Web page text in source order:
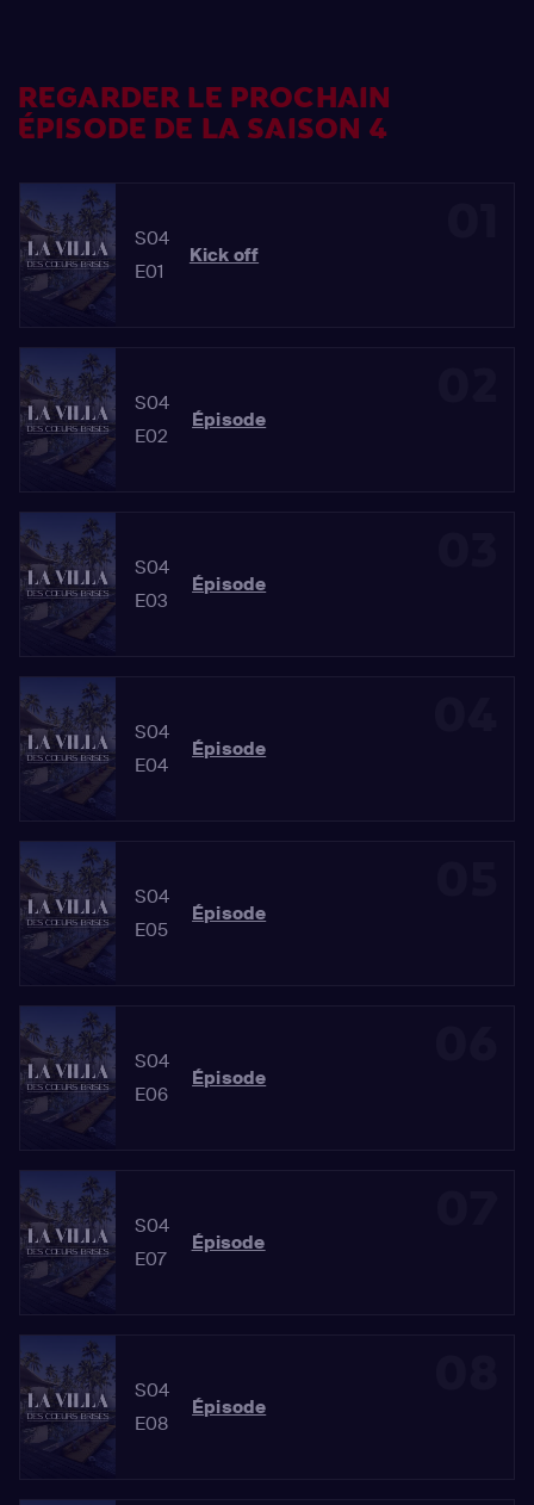
REGARDER LE PROCHAIN
ÉPISODE DE LA SAISON 4
S04
E01
Kick off
S04
E02
Épisode
S04
E03
Épisode
S04
E04
Épisode
S04
E05
Épisode
S04
E06
Épisode
S04
E07
Épisode
S04
E08
Épisode